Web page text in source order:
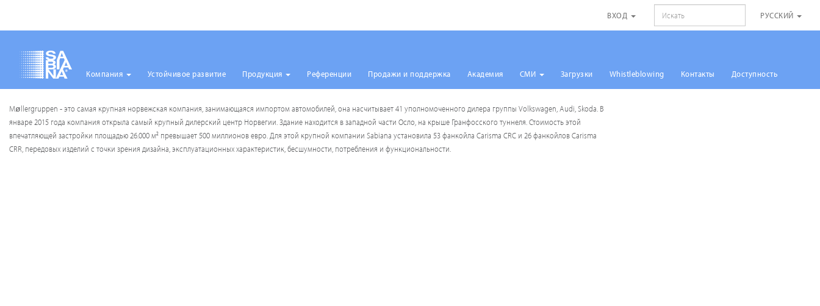
основному
содержанию
ВХОД РУССКИЙ
Компания Устойчивое развитие Продукция Референции Продажи и поддержка Академия СМИ Загрузки Whistleblowing Контакты Доступность
Møllergruppen - это самая крупная норвежская компания, занимающаяся импортом автомобилей, она насчитывает 41 уполномоченного дилера группы Volkswagen, Audi, Skoda. В
январе 2015 года компания открыла самый крупный дилерский центр Норвегии. Здание находится в западной части Осло, на крыше Гранфосского туннеля. Стоимость этой
впечатляющей застройки площадью 26.000 м² превышает 500 миллионов евро. Для этой крупной компании Sabiana установила 53 фанкойла Carisma CRC и 26 фанкойлов Carisma
CRR, передовых изделий с точки зрения дизайна, эксплуатационных характеристик, бесшумности, потребления и функциональности.